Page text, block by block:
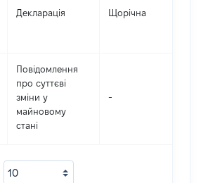
Декларація Щорічна
Повідомлення
про суттєві
зміни y
майновому
стані
-